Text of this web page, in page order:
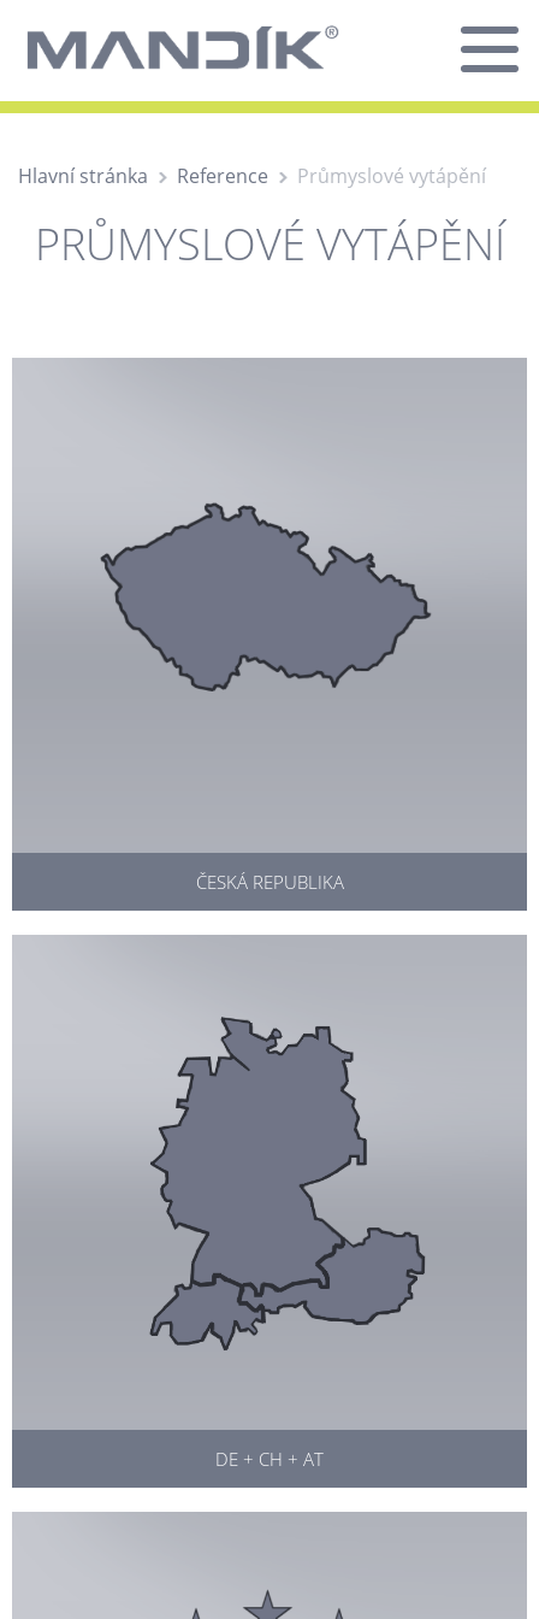
Hlavní stránka Reference Průmyslové vytápění
PRŮMYSLOVÉ VYTÁPĚNÍ
ČESKÁ REPUBLIKA
DE + CH + AT